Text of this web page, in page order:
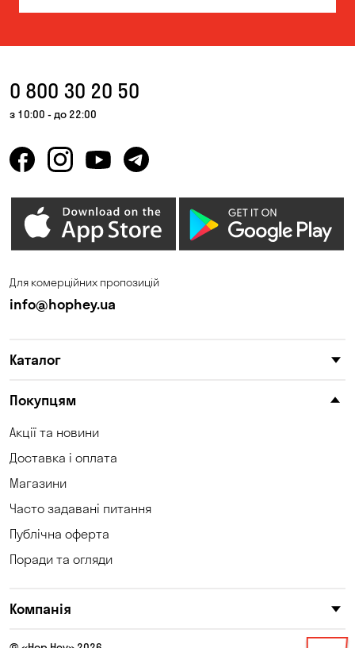
0 800 30 20 50
з 10:00 - до 22:00
Для комерційних пропозицій
info@hophey.ua
Каталог
Покупцям
Акції та новини
Доставка і оплата
Магазини
Часто задавані питання
Публічна оферта
Поради та огляди
Компанія